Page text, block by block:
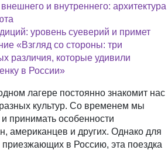
внешнего и внутреннего: архитектура
уровень суеверий и примет
«Взгляд со стороны: три
различия, которые удивили
в России»
лагере постоянно знакомит нас
культур. Со временем мы
принимать особенности
американцев и других. Однако для
в Россию, эта поездка